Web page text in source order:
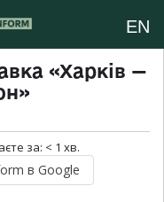
EN
«Харків —
за: < 1 хв.
в Google